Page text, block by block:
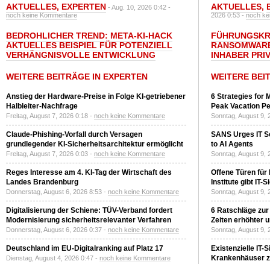
AKTUELLES, EXPERTEN - Aug. 10, 2026 0:42 -
noch keine Kommentare
BEDROHLICHER TREND: META-KI-HACK
AKTUELLES BEISPIEL FÜR POTENZIELL
VERHÄNGNISVOLLE ENTWICKLUNG
WEITERE BEITRÄGE IN EXPERTEN
Anstieg der Hardware-Preise in Folge KI-getriebener
Halbleiter-Nachfrage
Freitag, August 7, 2026 0:18 - noch keine Kommentare
Claude-Phishing-Vorfall durch Versagen
grundlegender KI-Sicherheitsarchitektur ermöglicht
Freitag, August 7, 2026 0:03 - noch keine Kommentare
Reges Interesse am 4. KI-Tag der Wirtschaft des
Landes Brandenburg
Donnerstag, August 6, 2026 8:53 - noch keine Kommentare
Digitalisierung der Schiene: TÜV-Verband fordert
Modernisierung sicherheitsrelevanter Verfahren
Donnerstag, August 6, 2026 0:37 - noch keine Kommentare
Deutschland im EU-Digitalranking auf Platz 17
Dienstag, August 4, 2026 0:47 - noch keine Kommentare
AKTUELLES,
2026 0:53 -noch
INHABER
WEITERE
6 Strategies for
Peak Vacation
Sonntag, August 9,
SANS Urges IT
to AI Agents
Sonntag, August 9,
Offene Türen für
Institute gibt IT-
Sonntag, August 9,
6 Ratschläge
Zeiten erhöhter
Sonntag, August 9,
Existenzielle IT-
Krankenhäuser